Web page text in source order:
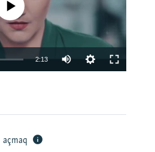
currently available
2:13
açmaq